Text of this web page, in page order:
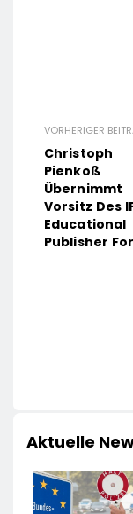
VORHERIGER
Christoph
Pienkoß
Übernimmt
Vorsitz Des
Educational
Publisher
Aktuelle